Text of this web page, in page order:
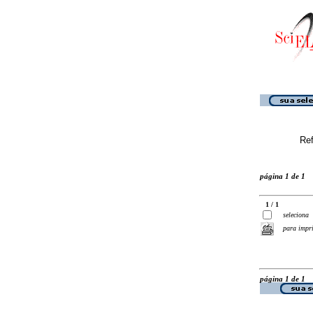
página 1 de 1
1 / 1
seleciona
para
página 1 de 1